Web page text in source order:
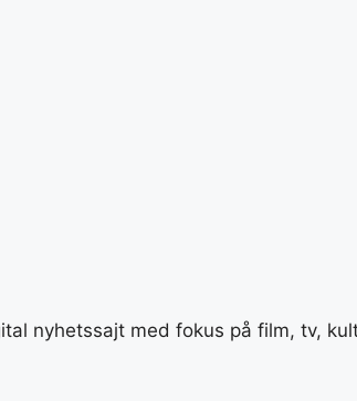
nyhetssajt med fokus på film, tv,